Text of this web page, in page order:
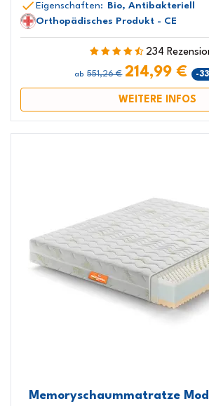
Eigenschaften:
Bio, Antibakteriell
Orthopädisches Produkt - CE
234
ab 551,26 € 214,99 € -
WEITERE INFOS
Memoryschaummatratze